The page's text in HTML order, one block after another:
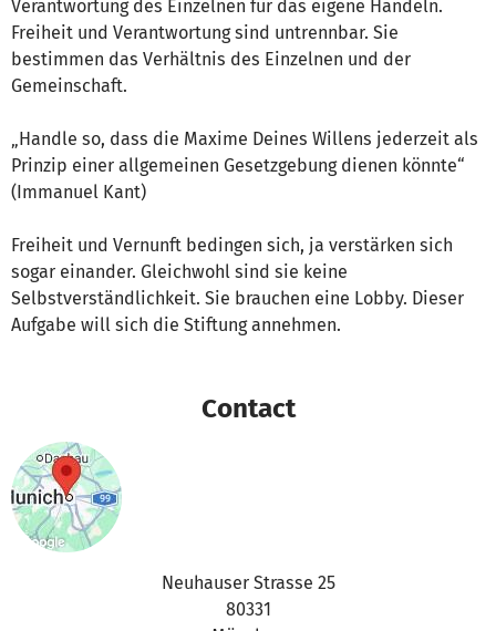
Verantwortung des Einzelnen für das eigene Handeln.
Freiheit und Verantwortung sind untrennbar. Sie
bestimmen das Verhältnis des Einzelnen und der
Gemeinschaft.
„Handle so, dass die Maxime Deines Willens jederzeit als
Prinzip einer allgemeinen Gesetzgebung dienen könnte“
(Immanuel Kant)
Freiheit und Vernunft bedingen sich, ja verstärken sich
sogar einander. Gleichwohl sind sie keine
Selbstverständlichkeit. Sie brauchen eine Lobby. Dieser
Aufgabe will sich die Stiftung annehmen.
Contact
Neuhauser Strasse 25
80331